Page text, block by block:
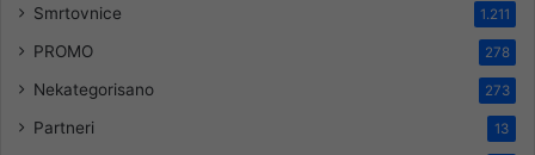
Smrtovnice 1.211
PROMO 278
Nekategorisano 273
Partneri 13